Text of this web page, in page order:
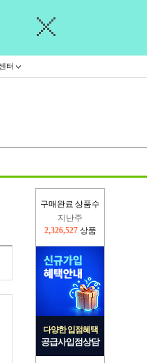
터
구매완료 상품수
2,326,527상품
이번주
2,306,907 상품
다양한 입점혜택
공급사입점상담